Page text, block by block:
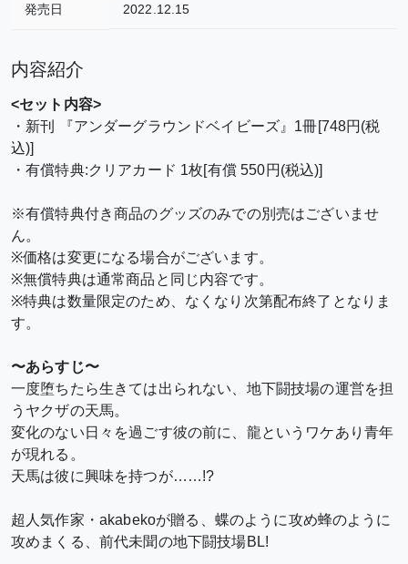
発売日 2022.12.15
内容紹介
<セット内容>
・新刊 『アンダーグラウンドベイビーズ』1冊[748円(税
込)]
・有償特典:クリアカード 1枚[有償 550円(税込)]
※有償特典付き商品のグッズのみでの別売はございませ
ん。
※価格は変更になる場合がございます。
※無償特典は通常商品と同じ内容です。
※特典は数量限定のため、なくなり次第配布終了となりま
す。
〜あらすじ〜
一度堕ちたら生きては出られない、地下闘技場の運営を担
うヤクザの天馬。
変化のない日々を過ごす彼の前に、龍というワケあり青年
が現れる。
天馬は彼に興味を持つが……!?
超人気作家・akabekoが贈る、蝶のように攻め蜂のように
攻めまくる、前代未聞の地下闘技場BL!